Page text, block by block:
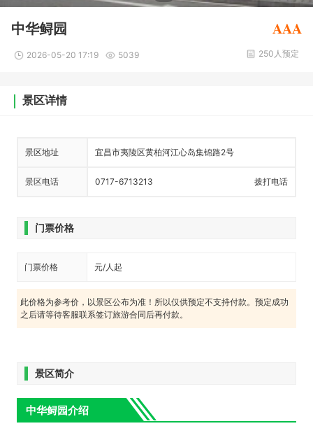
AAA
中华鲟园
2026-05-20 17:19 5039 250人预定
景区详情
景区地址 宜昌市夷陵区黄柏河江心岛集锦路2号
景区电话 0717-6713213 拨打电话
门票价格
门票价格 元/人起
此价格为参考价，以景区公布为准！所以仅供预定不支持付款。预定成功
之后请等待客服联系签订旅游合同后再付款。
景区简介
中华鲟园介绍